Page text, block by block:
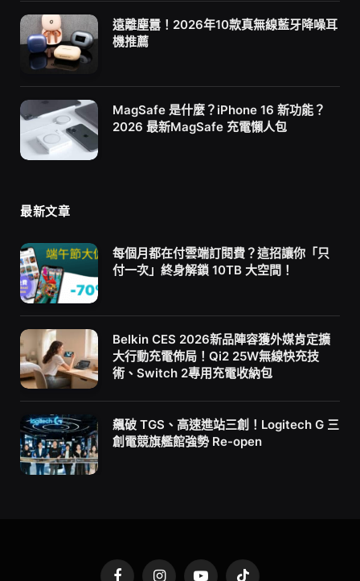
遠離塵囂！2026年10款真無線藍牙降噪耳
機推薦
MagSafe 是什麼？iPhone 16 新功能？
2026 最新MagSafe 充電懶人包
最新文章
每個月都在付雲端訂閱費？這招讓你「只
付一次」終身解鎖 10TB 大空間！
Belkin CES 2026新品陣容獲外媒肯定擴
大行動充電佈局！Qi2 25W無線快充技
術、Switch 2專用充電收納包
飆破 TGS、高速進站三創！Logitech G 三
創電競旗艦館強勢 Re-open